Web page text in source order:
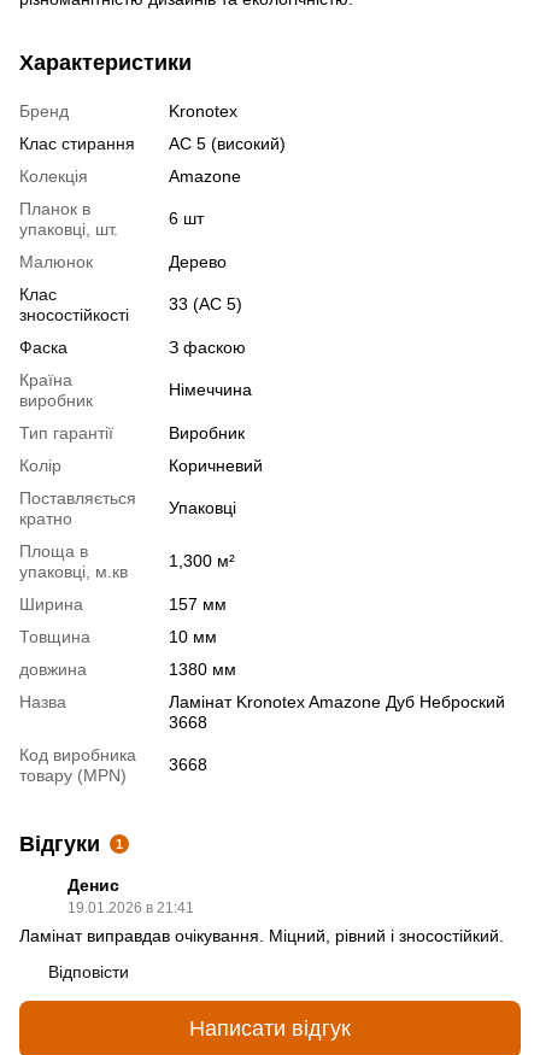
Характеристики
Бренд
Kronotex
Клас стирання
АС 5 (високий)
Колекція
Amazone
Планок в
упаковці, шт.
6 шт
Малюнок
Дерево
Клас
зносостійкості
33 (АС 5)
Фаска
З фаскою
Країна
виробник
Німеччина
Тип гарантії
Виробник
Колір
Коричневий
Поставляється
кратно
Упаковці
Площа в
упаковці, м.кв
1,300 м²
Ширина
157 мм
Товщина
10 мм
довжина
1380 мм
Назва
Ламінат Kronotex Amazone Дуб Неброский
3668
Код виробника
товару (MPN)
3668
Відгуки 1
Денис
19.01.2026 в 21:41
Ламінат виправдав очікування. Міцний, рівний і зносостійкий.
Відповісти
Написати відгук